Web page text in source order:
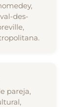
des-
pareja,